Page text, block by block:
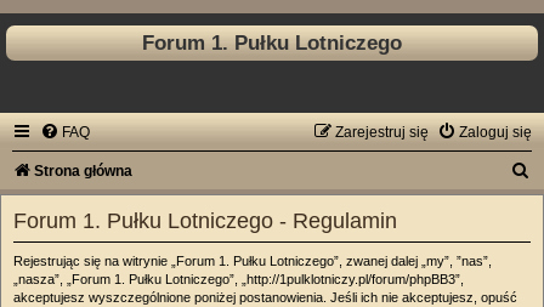
Forum 1. Pułku Lotniczego
FAQ Zaloguj się
Zarejestruj się
Strona główna
Forum 1. Pułku Lotniczego - Regulamin
Rejestrując się na witrynie „Forum 1. Pułku Lotniczego”, zwanej dalej „my”, ”nas”,
„nasza”, „Forum 1. Pułku Lotniczego”, „http://1pulklotniczy.pl/forum/phpBB3”,
akceptujesz wyszczególnione poniżej postanowienia. Jeśli ich nie akceptujesz, opuść